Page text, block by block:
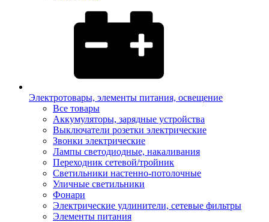
Электротовары, элементы питания, освещение
Все товары
Аккумуляторы, зарядные устройства
Выключатели розетки электрические
Звонки электрические
Лампы светодиодные, накаливания
Переходник сетевой/тройник
Светильники настенно-потолочные
Уличные светильники
Фонари
Электрические удлинители, сетевые фильтры
Элементы питания